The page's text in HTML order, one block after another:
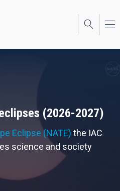
(2026-2027)
Eclipse (NATE) the IAC
science and society